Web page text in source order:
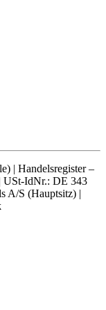
| Handelsregister –
USt-IdNr.: DE 343
A/S (Hauptsitz) |